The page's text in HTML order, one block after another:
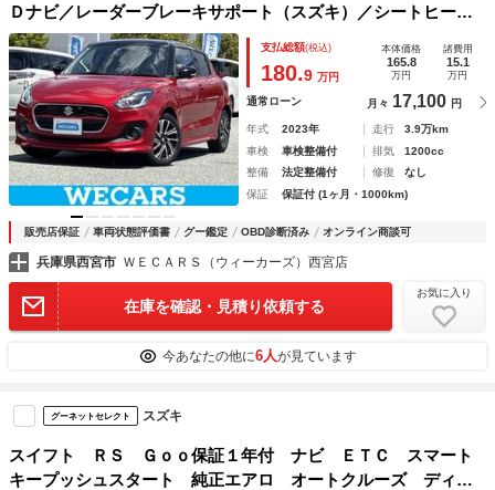
Ｄナビ／レーダーブレーキサポート（スズキ）／シートヒータ
ー／マルチテレインモニター／車線逸脱防止支援システム／ド
ライブレコーダー 社外／ヘッドランプ ＬＥＤ
支払総額(税込)
180.9 万円
本体価格
165.8
万円
諸費用
15.1
万円
通常ローン 月々 17,100 円
年式 2023年 走行
3.9万km
車検
車検整備付 排気
1200cc
整備
法定整備付 修復
なし
保証
保証付 (1ヶ月・1000km)
販売店保証 車両状態評価書 グー鑑定 OBD診断済み オンライン商談可
兵庫県西宮市 ＷＥＣＡＲＳ（ウィーカーズ）西宮店
在庫を確認・見積り依頼する
お気に入り
今あなたの他に6人が見ています
グーネットセレクト スズキ
スイフト ＲＳ Ｇｏｏ保証１年付 ナビ ＥＴＣ スマート
キープッシュスタート 純正エアロ オートクルーズ ディス